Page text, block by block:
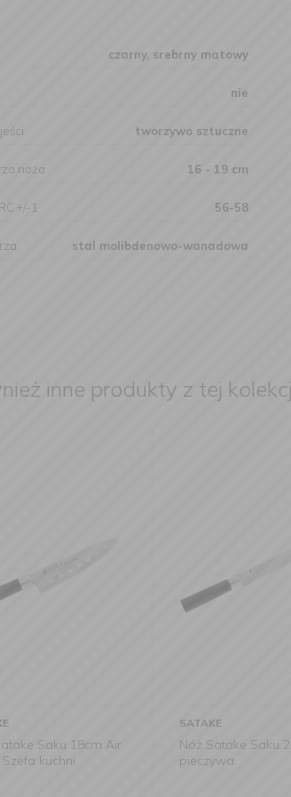
czarny, srebrny matowy
nie
tworzywo sztuczne
noża 16 - 19 cm
+/-1 56-58
stal molibdenowo-wanadowa
inne produkty z tej
Nóż Satake Saku 20cm do
pieczywa
Nóż
Deba